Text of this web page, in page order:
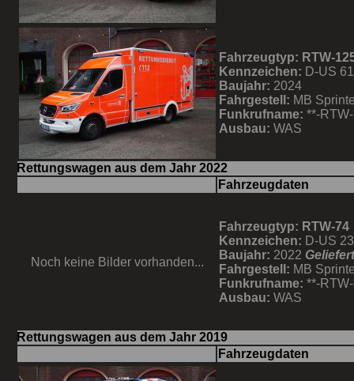
Fahrzeugtyp: RTW-
Kennzeichen: D-US
Baujahr: 2024
Fahrgestell: MB
Funkrufname: **-
Ausbau: WAS
Rettungswagen aus dem Jahr 2022
Fahrzeugdaten
Noch keine Bilder vorhanden...
Fahrzeugtyp: RTW-74
Kennzeichen: D-US
Baujahr: 2022
Fahrgestell: MB
Funkrufname: **-
Ausbau: WAS
Rettungswagen aus dem Jahr 2019
Fahrzeugdaten